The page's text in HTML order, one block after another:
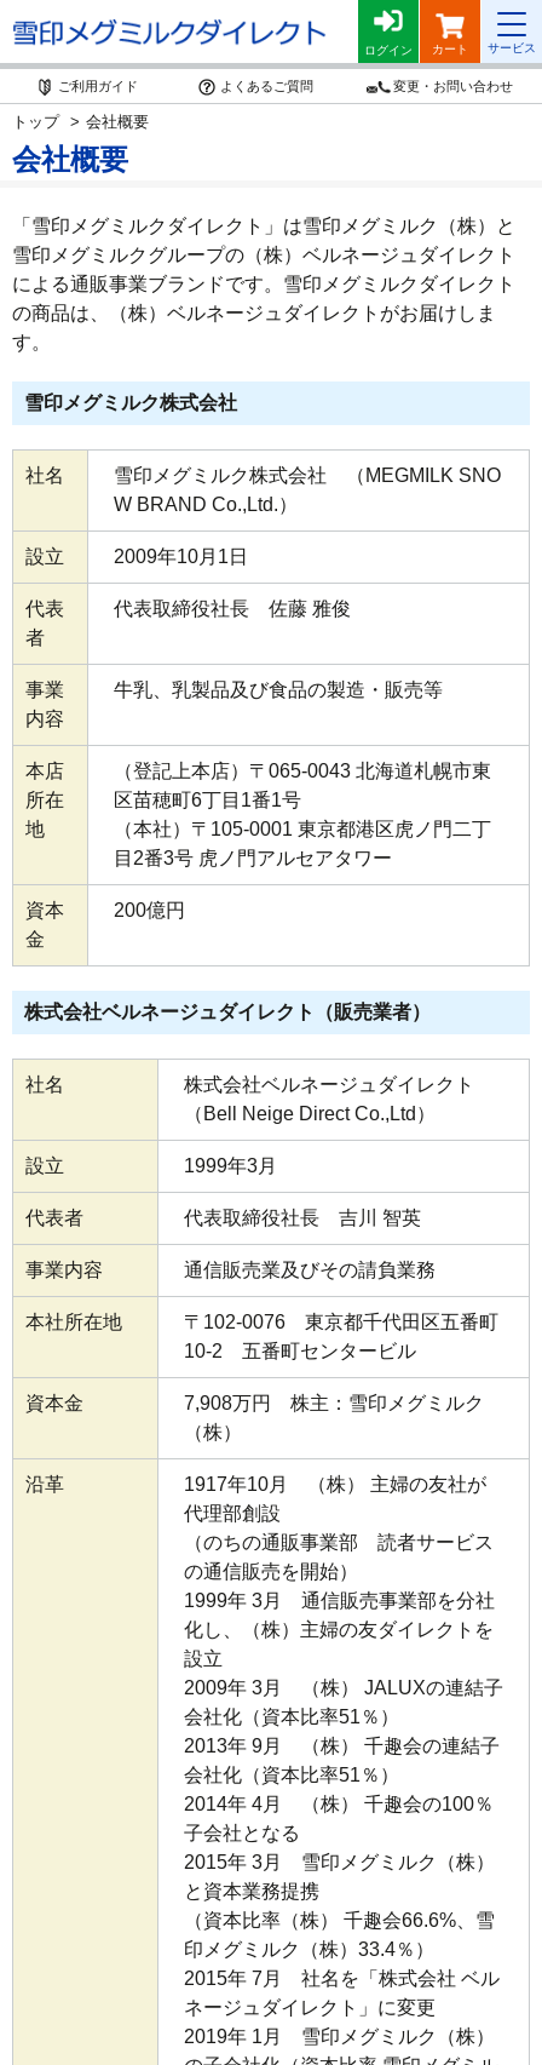
ログイン カート サービス
ご利用ガイド よくあるご質問 変更・お問い合わせ
トップ 会社概要
会社概要
「雪印メグミルクダイレクト」は雪印メグミルク（株）と
雪印メグミルクグループの（株）ベルネージュダイレクト
による通販事業ブランドです。雪印メグミルクダイレクト
の商品は、（株）ベルネージュダイレクトがお届けしま
す。
雪印メグミルク株式会社
社名
雪印メグミルク株式会社 （MEGMILK SNO
W BRAND Co.,Ltd.）
設立 2009年10月1日
代表
者
代表取締役社長 佐藤 雅俊
事業
内容
牛乳、乳製品及び食品の製造・販売等
本店
所在
地
（登記上本店）〒065-0043 北海道札幌市東
区苗穂町6丁目1番1号
（本社）〒105-0001 東京都港区虎ノ門二丁
目2番3号 虎ノ門アルセアタワー
資本
金
200億円
株式会社ベルネージュダイレクト（販売業者）
社名
株式会社ベルネージュダイレクト
（Bell Neige Direct Co.,Ltd）
設立 1999年3月
代表者 代表取締役社長 吉川 智英
事業内容 通信販売業及びその請負業務
本社所在地
〒102-0076 東京都千代田区五番町
10-2 五番町センタービル
資本金
7,908万円 株主：雪印メグミルク
（株）
沿革
1917年10月 （株） 主婦の友社が
代理部創設
（のちの通販事業部 読者サービス
の通信販売を開始）
1999年 3月 通信販売事業部を分社
化し、（株）主婦の友ダイレクトを
設立
2009年 3月 （株） JALUXの連結子
会社化（資本比率51％）
2013年 9月 （株） 千趣会の連結子
会社化（資本比率51％）
2014年 4月 （株） 千趣会の100％
子会社となる
2015年 3月 雪印メグミルク（株）
と資本業務提携
（資本比率（株） 千趣会66.6%、雪
印メグミルク（株）33.4％）
2015年 7月 社名を「株式会社 ベル
ネージュダイレクト」に変更
2019年 1月 雪印メグミルク（株）